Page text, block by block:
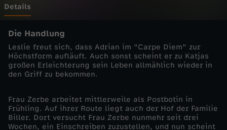
G
e
h
e
i
Details
Die Handlung
Leslie freut sich, dass Adrian im "Carpe Diem" zur
Höchstform aufläuft. Auch sonst scheint er zu Katjas
großen Erleichterung sein Leben allmählich wieder in
den Griff zu bekommen.
Frau Zerbe arbeitet mittlerweile als Postbotin in
Frühling. Auf ihrer Route liegt auch der Hof der Familie
Biller. Dort versucht Frau Zerbe nunmehr seit drei
Wochen, ein Einschreiben zuzustellen, und nun scheint